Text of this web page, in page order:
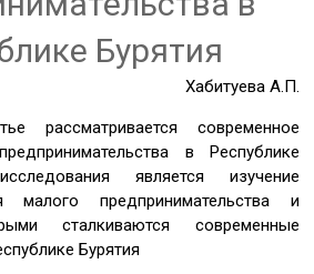
Бурятия
Хабитуева А.П.
рассматривается современное
в Республике
является изучение
малого предпринимательства и
сталкиваются современные
Бурятия